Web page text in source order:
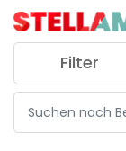
Filter